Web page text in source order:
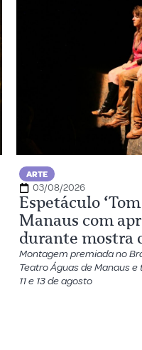
ARTE
03/08/2026
Espetáculo
Manaus com
durante mostra
Montagem premiada no
Teatro Águas de Manaus
11 e 13 de agosto